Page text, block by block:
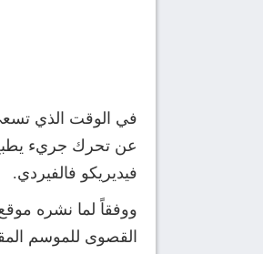
في الوقت الذي تسعى
عن تحرك جريء يطبخ
فيديريكو فالفيردي.
القصوى للموسم